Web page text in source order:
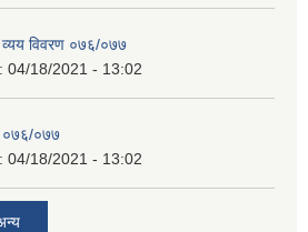
विवरण ०७६/०७७
04/18/2021 - 13:02
०७७
04/18/2021 - 13:02